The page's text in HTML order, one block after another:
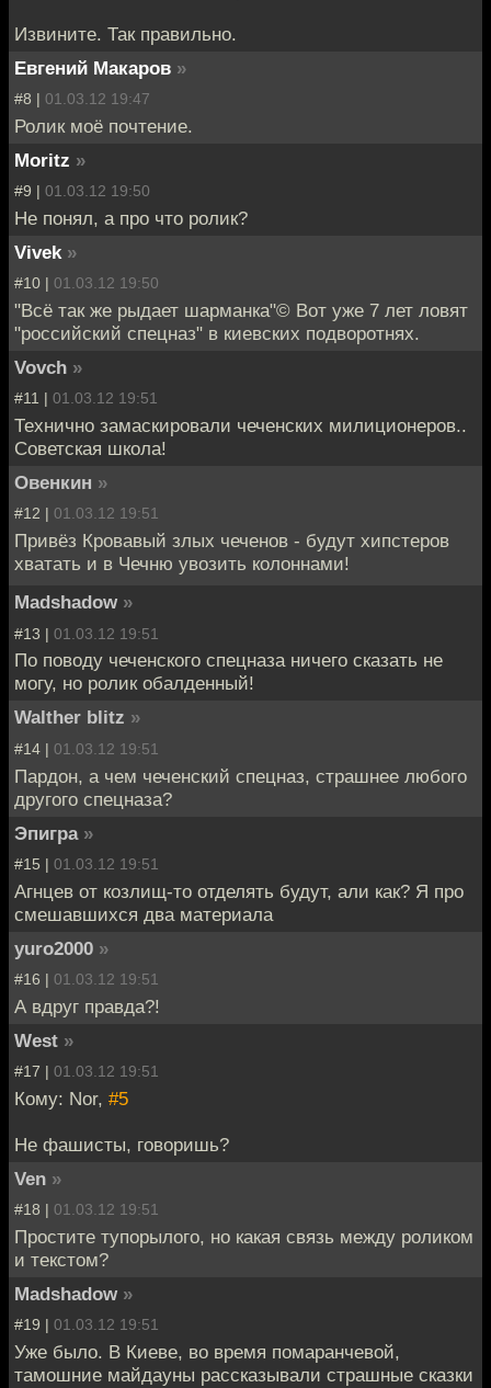
Извините. Так правильно.
Евгений Макаров »
#8 | 01.03.12 19:47
Ролик моё почтение.
Moritz »
#9 | 01.03.12 19:50
Не понял, а про что ролик?
Vivek »
#10 | 01.03.12 19:50
"Всё так же рыдает шарманка"© Вот уже 7 лет ловят
"российский спецназ" в киевских подворотнях.
Vovch »
#11 | 01.03.12 19:51
Технично замаскировали чеченских милиционеров..
Советская школа!
Овенкин »
#12 | 01.03.12 19:51
Привёз Кровавый злых чеченов - будут хипстеров
хватать и в Чечню увозить колоннами!
Madshadow »
#13 | 01.03.12 19:51
По поводу чеченского спецназа ничего сказать не
могу, но ролик обалденный!
Walther blitz »
#14 | 01.03.12 19:51
Пардон, а чем чеченский спецназ, страшнее любого
другого спецназа?
Эпигра »
#15 | 01.03.12 19:51
Агнцев от козлищ-то отделять будут, али как? Я про
смешавшихся два материала
yuro2000 »
#16 | 01.03.12 19:51
А вдруг правда?!
West »
#17 | 01.03.12 19:51
Кому: Nor, #5
Не фашисты, говоришь?
Ven »
#18 | 01.03.12 19:51
Простите тупорылого, но какая связь между роликом
и текстом?
Madshadow »
#19 | 01.03.12 19:51
Уже было. В Киеве, во время помаранчевой,
тамошние майдауны рассказывали страшные сказки